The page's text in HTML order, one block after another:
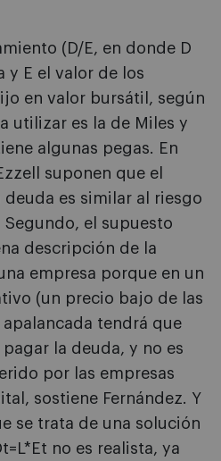
(D/E, en donde D
y E el valor de los
en valor bursátil, según
utilizar es la de Miles y
algunas pegas. En
suponen que el
es similar al riesgo
el supuesto
descripción de la
empresa porque en un
(un precio bajo de las
tendrá que
la deuda, y no es
por las empresas
sostiene Fernández. Y
se trata de una solución
no es realista, ya